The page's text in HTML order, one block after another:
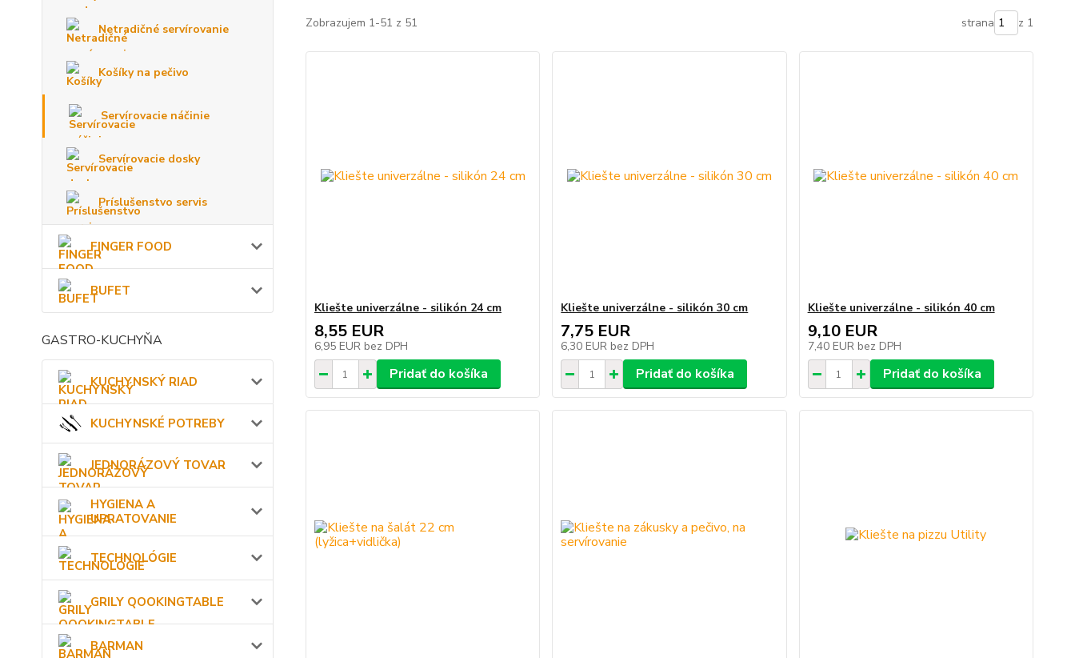
Netradičné servírovanie
Košíky na pečivo
Servírovacie náčinie
Servírovacie dosky
Príslušenstvo servis
FINGER FOOD
BUFET
GASTRO-KUCHYŇA
KUCHYNSKÝ RIAD
KUCHYNSKÉ POTREBY
JEDNORÁZOVÝ TOVAR
HYGIENA A
UPRATOVANIE
TECHNOLÓGIE
GRILY QOOKINGTABLE
BARMAN
Zobrazujem 1-51 z 51 strana z 1
Kliešte univerzálne - silikón 24 cm
8,55 EUR
6,95 EUR bez DPH
Pridať do košíka
Kliešte univerzálne - silikón 30 cm
7,75 EUR
6,30 EUR bez DPH
Pridať do košíka
Kliešte univerzálne - silikón 40 cm
9,10 EUR
7,40 EUR bez DPH
Pridať do košíka